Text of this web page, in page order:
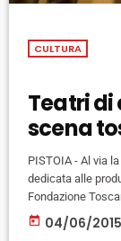
CULTURA
Teatri di
scena
PISTOIA - Al via
dedicata alle
Fondazione
con il sostegno
titoli in
today 04/06/2015